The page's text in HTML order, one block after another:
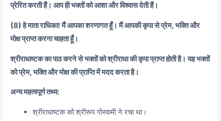
प्रेरित करती हैं। आप ही भक्तों को आशा और विश्वास देती हैं।
(8) हे माता राधिका! मैं आपका शरणागत हूँ। मैं आपकी कृपा से प्रेम, भक्ति और
मोक्ष प्राप्त करना चाहता हूँ।
श्रीराधाष्टक का पाठ करने से भक्तों को श्रीराधा की कृपा प्राप्त होती है। यह भक्तों
को प्रेम, भक्ति और मोक्ष की प्राप्ति में मदद करता है।
अन्य महत्वपूर्ण तथ्य:
श्रीराधाष्टक को श्रीरूप गोस्वामी ने रचा था।